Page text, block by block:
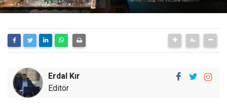
Erdal Kır
Editör